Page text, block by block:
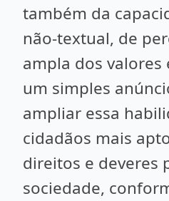
também da
não-textual, de
ampla dos
um simples
ampliar essa
cidadãos mais
direitos e deveres
sociedade,